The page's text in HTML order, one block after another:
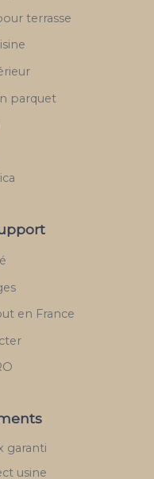
terrasse
parquet
en France
garanti
usine